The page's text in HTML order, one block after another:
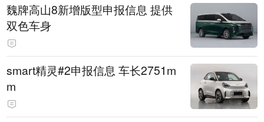
魏牌高山8新增版型申报信息 提供
双色车身
smart精灵#2申报信息 车长2751m
m